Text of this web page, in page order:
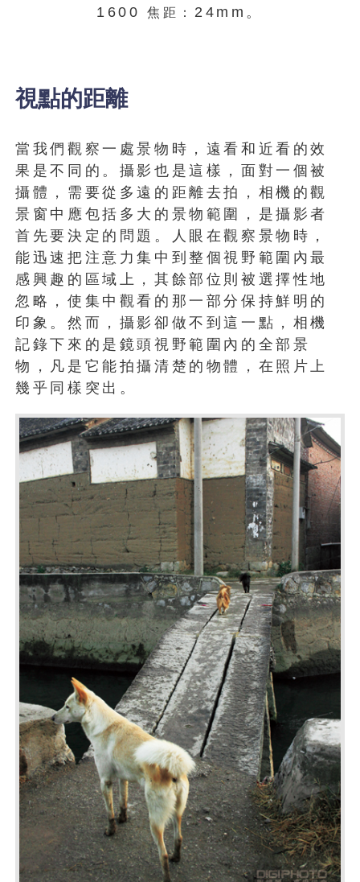
1600焦距： 24mm。
視點的距離
當我們觀察一處景物時，遠看和近看的效
果是不同的。攝影也是這樣，面對一個被
攝體，需要從多遠的距離去拍，相機的觀
景窗中應包括多大的景物範圍，是攝影者
首先要決定的問題。人眼在觀察景物時，
能迅速把注意力集中到整個視野範圍內最
感興趣的區域上，其餘部位則被選擇性地
忽略，使集中觀看的那一部分保持鮮明的
印象。然而，攝影卻做不到這一點，相機
記錄下來的是鏡頭視野範圍內的全部景
物，凡是它能拍攝清楚的物體，在照片上
幾乎同樣突出。